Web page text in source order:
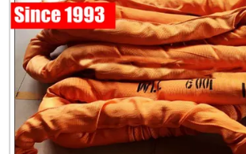
FORDERN
SIE
EIN
ZITAT